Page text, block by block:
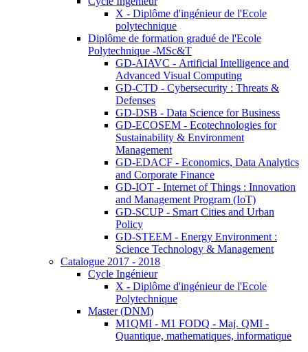
X - Diplôme d'ingénieur de l'Ecole
polytechnique
Diplôme de formation gradué de l'Ecole
Polytechnique -MSc&T
GD-AIAVC - Artificial Intelligence and
Advanced Visual Computing
GD-CTD - Cybersecurity : Threats &
Defenses
GD-DSB - Data Science for Business
GD-ECOSEM - Ecotechnologies for
Sustainability & Environment
Management
GD-EDACF - Economics, Data Analytics
and Corporate Finance
GD-IOT - Internet of Things : Innovation
and Management Program (IoT)
GD-SCUP - Smart Cities and Urban
Policy
GD-STEEM - Energy Environment :
Science Technology & Management
Catalogue 2017 - 2018
Cycle Ingénieur
X - Diplôme d'ingénieur de l'Ecole
Polytechnique
Master (DNM)
M1QMI - M1 FODQ - Maj. QMI -
Quantique, mathematiques, informatique